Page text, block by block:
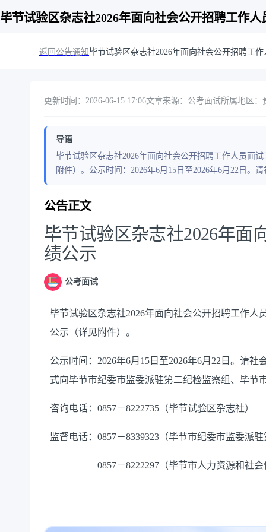
毕节试验区杂志社2026年面向社会公开招聘工作人
返回公告通知毕节试验区杂志社2026年面向社会公开招聘工
更新时间：2026-06-15 17:06文章来源：公考面试所属地区：
导语
毕节试验区杂志社2026年面向社会公开招聘工作人员面
附件）。公示时间：2026年6月15日至2026年6月22日。
公告正文
毕节试验区杂志社2026年面
绩公示
公考面试
毕节试验区杂志社2026年面向社会公开招聘工作人
公示（详见附件）。
公示时间： 2026年6月 15 日至2026年6月 22 日。请社
式向毕节市纪委市监委派驻第二纪检监察组、毕节
咨询电话： 0857－8222735 （毕节试验区杂志社）
监督电话： 0857－8339323（毕节市纪委市监委派驻
0857－8222297（毕节市人力资源和社会